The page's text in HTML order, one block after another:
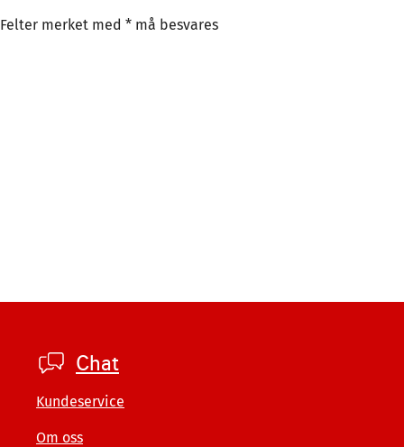
Felter merket med * må besvares
Footer
company
Chat
Kundeservice
Om oss